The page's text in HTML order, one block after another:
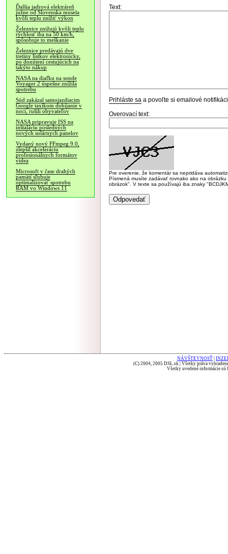
Ďalšia jadrová elektráreň
južne od Slovenska musela
kvôli teplu znížiť výkon
Železnice znižujú kvôli teplu
rýchlosť iba na 50 km/h,
spôsobuje to meškanie
Železnice predávajú dve
tretiny lístkov elektronicky,
po donútení cestujúcich na
takýto nákup
NASA na diaľku na sonde
Voyager 2 úspešne znížila
spotrebu
Súd zakázal samojazdiacim
Google taxíkom dobíjanie v
noci, rušili obyvateľov
NASA pripravuje ISS na
inštaláciu posledných
nových solárnych panelov
Vydaný nový FFmpeg 9.0,
zlepšil akceleráciu
profesionálnych formátov
videa
Microsoft v čase drahých
pamätí sľubuje
optimalizovať spotrebu
RAM vo Windows 11
Text:
Prihláste sa a povoľte si emailové
Overovací text:
Pre overenie, že komentár sa nepridáva
Písmená musíte zadávať rovnako ako na
obrázok". V texte sa používajú iba znaky
NÁVŠTEVNOSŤ
(C) 2004, 2005 DSL.sk | Všetky práva
Všetky uvedené informácie sú